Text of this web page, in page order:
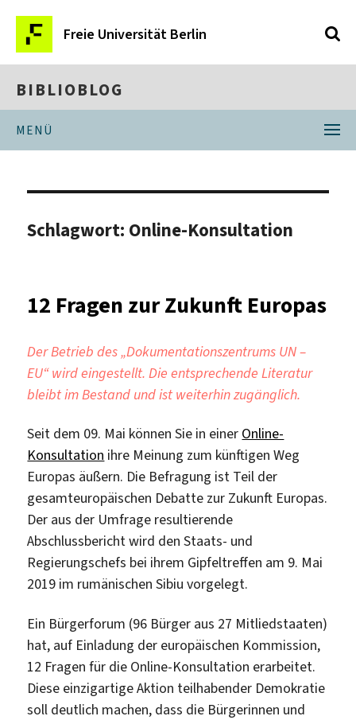
Freie Universität Berlin
BIBLIOBLOG
MENÜ
Schlagwort: Online-Konsultation
12 Fragen zur Zukunft Europas
Der Betrieb des „Dokumentationszentrums UN –
EU“ wird eingestellt. Die entsprechende Literatur
bleibt im Bestand und ist weiterhin zugänglich.
Seit dem 09. Mai können Sie in einer Online-
Konsultation ihre Meinung zum künftigen Weg
Europas äußern. Die Befragung ist Teil der
gesamteuropäischen Debatte zur Zukunft Europas.
Der aus der Umfrage resultierende
Abschlussbericht wird den Staats- und
Regierungschefs bei ihrem Gipfeltreffen am 9. Mai
2019 im rumänischen Sibiu vorgelegt.
Ein Bürgerforum (96 Bürger aus 27 Mitliedstaaten)
hat, auf Einladung der europäischen Kommission,
12 Fragen für die Online-Konsultation erarbeitet.
Diese einzigartige Aktion teilhabender Demokratie
soll deutlich machen, dass die Bürgerinnen und